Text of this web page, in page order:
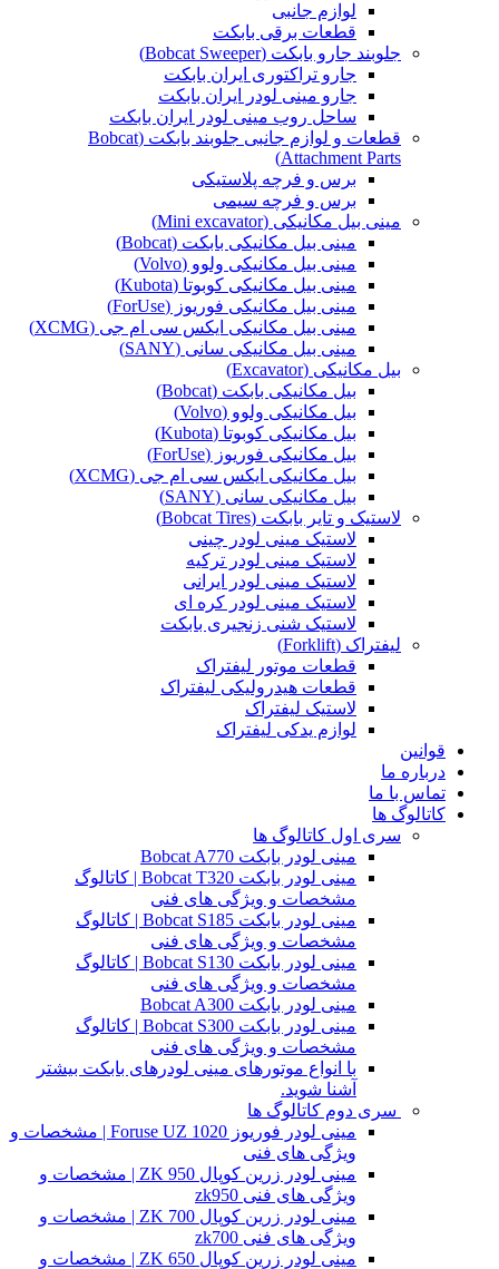
لوازم جانبی
قطعات برقی بابکت
جلوبند جارو بابکت (Bobcat Sweeper)
جارو تراکتوری ایران بابکت
جارو مینی لودر ایران بابکت
ساحل روب مینی لودر ایران بابکت
قطعات و لوازم جانبی جلوبند بابکت (Bobcat
Attachment Parts)
برس و فرچه پلاستیکی
برس و فرچه سیمی
مینی بیل مکانیکی (Mini excavator)
مینی بیل مکانیکی بابکت (Bobcat)
مینی بیل مکانیکی ولوو (Volvo)
مینی بیل مکانیکی کوبوتا (Kubota)
مینی بیل مکانیکی فوریوز (ForUse)
مینی بیل مکانیکی ایکس سی ام جی (XCMG)
مینی بیل مکانیکی سانی (SANY)
بیل مکانیکی (Excavator)
بیل مکانیکی بابکت (Bobcat)
بیل مکانیکی ولوو (Volvo)
بیل مکانیکی کوبوتا (Kubota)
بیل مکانیکی فوریوز (ForUse)
بیل مکانیکی ایکس سی ام جی (XCMG)
بیل مکانیکی سانی (SANY)
لاستیک و تایر بابکت (Bobcat Tires)
لاستیک مینی لودر چینی
لاستیک مینی لودر ترکیه
لاستیک مینی لودر ایرانی
لاستیک مینی لودر کره ای
لاستیک شنی زنجیری بابکت
لیفتراک (Forklift)
قطعات موتور لیفتراک
قطعات هیدرولیکی لیفتراک
لاستیک لیفتراک
لوازم یدکی لیفتراک
قوانین
درباره ما
تماس با ما
کاتالوگ ها
سری اول کاتالوگ ها
مینی لودر بابکت Bobcat A770
مینی لودر بابکت Bobcat T320 | کاتالوگ
مشخصات و ویژگی های فنی
مینی لودر بابکت Bobcat S185 | کاتالوگ
مشخصات و ویژگی های فنی
مینی لودر بابکت Bobcat S130 | کاتالوگ
مشخصات و ویژگی های فنی
مینی لودر بابکت Bobcat A300
مینی لودر بابکت Bobcat S300 | کاتالوگ
مشخصات و ویژگی های فنی
با انواع موتورهای مینی لودرهای بابکت بیشتر
آشنا شوید.
سری دوم کاتالوگ ها
مینی لودر فوریوز Foruse UZ 1020 | مشخصات و
ویژگی های فنی
مینی لودر زرین کوپال ZK 950 | مشخصات و
ویژگی های فنی zk950
مینی لودر زرین کوپال ZK 700 | مشخصات و
ویژگی های فنی zk700
مینی لودر زرین کوپال ZK 650 | مشخصات و